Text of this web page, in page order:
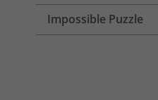
Impossible Puzzle